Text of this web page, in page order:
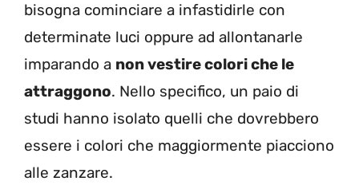
bisogna cominciare a infastidirle con
determinate luci oppure ad allontanarle
imparando a non vestire colori che le
attraggono. Nello specifico, un paio di
studi hanno isolato quelli che dovrebbero
essere i colori che maggiormente piacciono
alle zanzare.